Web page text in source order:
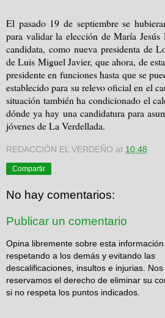
El pasado 19 de septiembre se
para validar la elección de María Jesús
candidata, como nueva presidenta de
de Luis Miguel Javier, que ahora, de
presidente en funciones hasta que se
establecido para su relevo oficial en el
situación también ha condicionado el
dónde ya hay una candidatura para
jóvenes de La Verdellada.
REDACCIÓN EL VERDEÑO at 10:48
Compartir
No hay comentarios:
Publicar un comentario
Opina libremente sobre esta información
respetando a los demás y evitando las
descalificaciones, insultos e injurias. Nos
reservamos el derecho de eliminar su
si no respeta los puntos indicados.